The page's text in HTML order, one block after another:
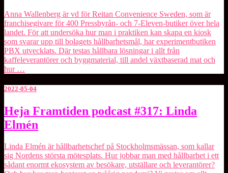
Anna
Wallenberg
Anna Wallenberg är vd för Reitan Convenience Sweden, som är
franchisegivare för 400 Pressbyrån- och 7-Eleven-butiker över hela
landet. För att undersöka hur man i praktiken kan skapa en kiosk
som svarar upp till bolagets hållbarhetsmål, har experimentbutiken
PBX utvecklats. Där testas hållbara lösningar i allt från
kaffeleverantörer och byggmaterial, till andel växtbaserad mat och
hur …
2022-05-04
Heja
Framtiden
podcast
Linda
Elmén
Heja Framtiden podcast #317: Linda
Elmén
Linda Elmén är hållbarhetschef på Stockholmsmässan, som kallar
sig Nordens största mötesplats. Hur jobbar man med hållbarhet i ett
sådant enormt ekosystem av besökare, utställare och leverantörer?